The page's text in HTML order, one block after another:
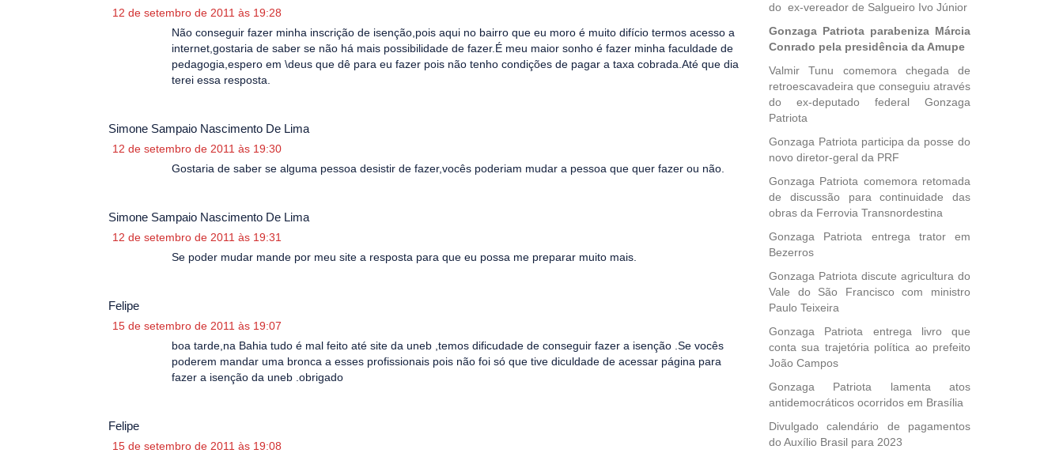
12 de setembro de 2011 às 19:28
Não conseguir fazer minha inscrição de isenção,pois aqui no bairro que eu moro é muito difício termos acesso a
internet,gostaria de saber se não há mais possibilidade de fazer.É meu maior sonho é fazer minha faculdade de
pedagogia,espero em \deus que dê para eu fazer pois não tenho condições de pagar a taxa cobrada.Até que dia
terei essa resposta.
Simone Sampaio Nascimento De Lima
12 de setembro de 2011 às 19:30
Gostaria de saber se alguma pessoa desistir de fazer,vocês poderiam mudar a pessoa que quer fazer ou não.
Simone Sampaio Nascimento De Lima
12 de setembro de 2011 às 19:31
Se poder mudar mande por meu site a resposta para que eu possa me preparar muito mais.
Felipe
15 de setembro de 2011 às 19:07
boa tarde,na Bahia tudo é mal feito até site da uneb ,temos dificudade de conseguir fazer a isenção .Se vocês
poderem mandar uma bronca a esses profissionais pois não foi só que tive diculdade de acessar página para
fazer a isenção da uneb .obrigado
Felipe
15 de setembro de 2011 às 19:08
do ex-vereador de Salgueiro Ivo Júnior
Gonzaga Patriota parabeniza Márcia
Conrado pela presidência da Amupe
Valmir Tunu comemora chegada de
retroescavadeira que conseguiu através
do ex-deputado federal Gonzaga
Patriota
Gonzaga Patriota participa da posse do
novo diretor-geral da PRF
Gonzaga Patriota comemora retomada
de discussão para continuidade das
obras da Ferrovia Transnordestina
Gonzaga Patriota entrega trator em
Bezerros
Gonzaga Patriota discute agricultura do
Vale do São Francisco com ministro
Paulo Teixeira
Gonzaga Patriota entrega livro que
conta sua trajetória política ao prefeito
João Campos
Gonzaga Patriota lamenta atos
antidemocráticos ocorridos em Brasília
Divulgado calendário de pagamentos
do Auxílio Brasil para 2023